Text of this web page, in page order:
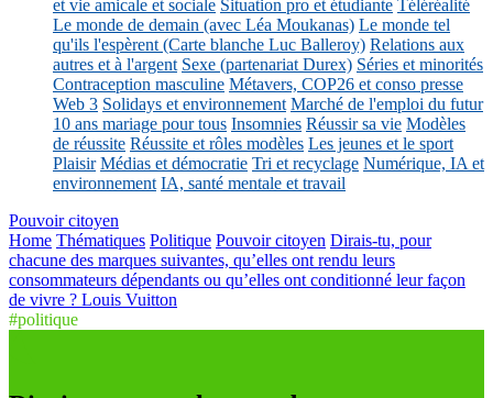
et vie amicale et sociale Situation pro et étudiante Téléréalité
Le monde de demain (avec Léa Moukanas) Le monde tel
qu'ils l'espèrent (Carte blanche Luc Balleroy) Relations aux
autres et à l'argent Sexe (partenariat Durex) Séries et minorités
Contraception masculine Métavers, COP26 et conso presse
Web 3 Solidays et environnement Marché de l'emploi du futur
10 ans mariage pour tous Insomnies Réussir sa vie Modèles
de réussite Réussite et rôles modèles Les jeunes et le sport
Plaisir Médias et démocratie Tri et recyclage Numérique, IA et
environnement IA, santé mentale et travail
Pouvoir citoyen
Home Thématiques Politique Pouvoir citoyen Dirais-tu, pour
chacune des marques suivantes, qu’elles ont rendu leurs
consommateurs dépendants ou qu’elles ont conditionné leur façon
de vivre ? Louis Vuitton
#politique